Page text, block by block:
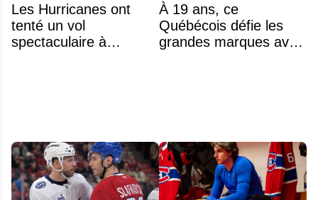
Les Hurricanes ont
tenté un vol
spectaculaire à
À 19 ans, ce
Québécois défie les
grandes marques avec